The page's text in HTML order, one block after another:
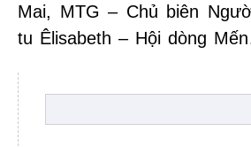
Mai, MTG – Chủ biên
tu Êlisabeth – Hội dòng